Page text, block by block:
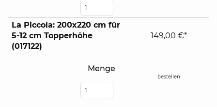
La Piccola: 200x220 cm für
5-12 cm Topperhöhe
(017122)
Menge
149,00 €*
bestellen